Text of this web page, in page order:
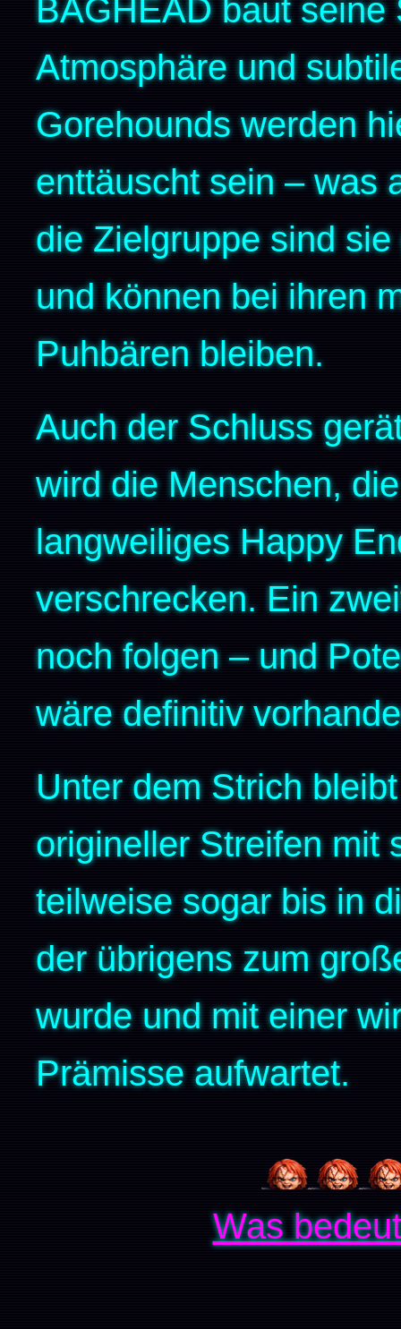
BAGHEAD baut seine
Atmosphäre und
Gorehounds werden
enttäuscht sein – was
die Zielgruppe sind
und können bei ihren
Puhbären bleiben.
Auch der Schluss
wird die Menschen,
langweiliges Happy
verschrecken. Ein
noch folgen – und
wäre definitiv
Unter dem Strich
origineller Streifen mit
teilweise sogar bis in
der übrigens zum
wurde und mit einer
Prämisse aufwartet.
Was